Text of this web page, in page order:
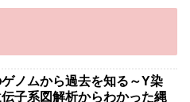
ノムから過去を知る～Y染
子系図解析からわかった縄